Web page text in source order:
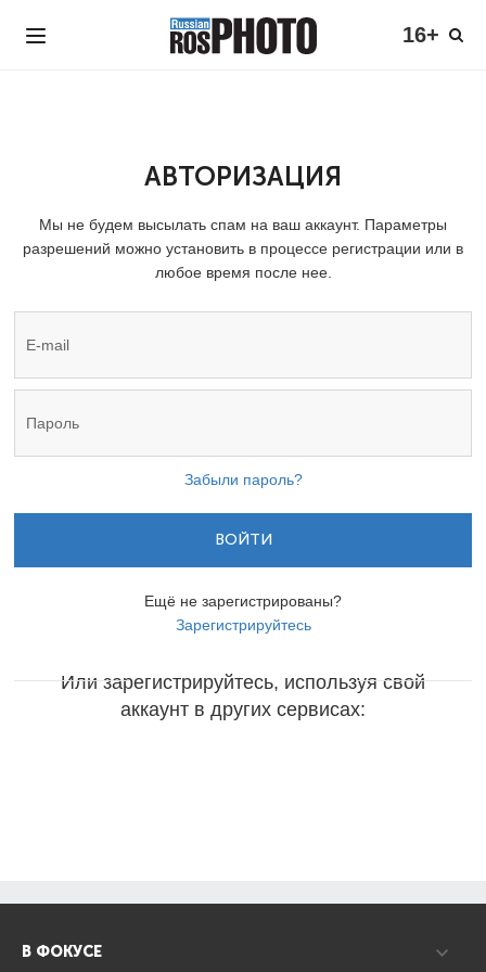
16+
АВТОРИЗАЦИЯ
Мы не будем высылать спам на ваш аккаунт. Параметры
разрешений можно установить в процессе регистрации или в
любое время после нее.
Забыли пароль?
ВОЙТИ
Ещё не зарегистрированы?
Зарегистрируйтесь
Или зарегистрируйтесь, используя свой
аккаунт в других сервисах:
В ФОКУСЕ